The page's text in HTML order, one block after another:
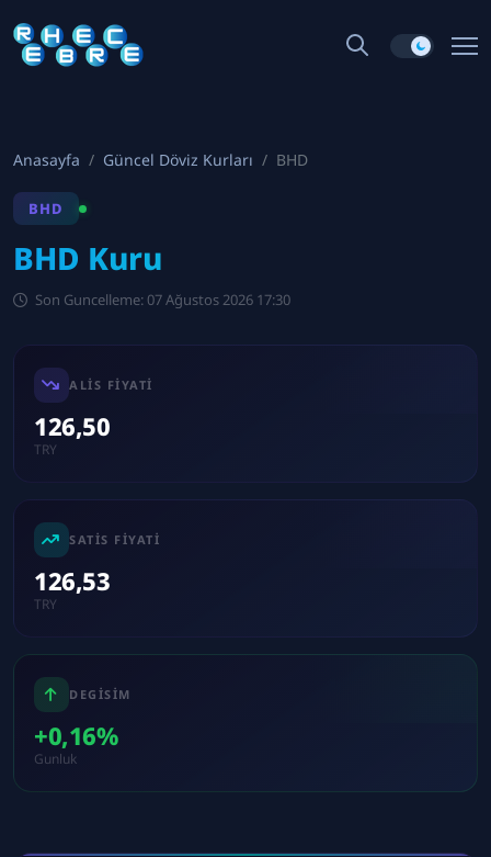
Anasayfa Güncel Döviz Kurları BHD
BHD
BHD Kuru
Son Guncelleme: 07 Ağustos 2026 17:30
ALIS FIYATI
126,50
TRY
SATIS FIYATI
126,53
TRY
DEGISIM
+0,16%
Gunluk